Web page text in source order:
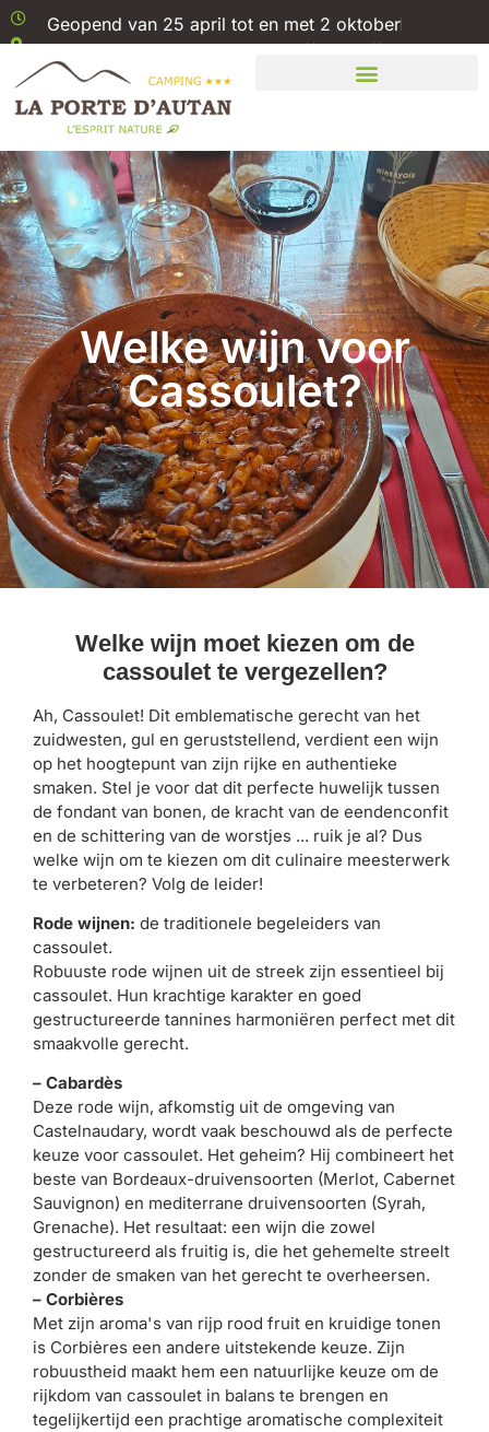
Geopend van 25 april tot en met 2 oktober
1 Rue Boris Vian 11310 Saissac // Aude //
Carcassonne
Welke wijn voor
Cassoulet?
Welke wijn moet kiezen om de
cassoulet te vergezellen?
Ah, Cassoulet! Dit emblematische gerecht van het
zuidwesten, gul en geruststellend, verdient een wijn
op het hoogtepunt van zijn rijke en authentieke
smaken. Stel je voor dat dit perfecte huwelijk tussen
de fondant van bonen, de kracht van de eendenconfit
en de schittering van de worstjes ... ruik je al? Dus
welke wijn om te kiezen om dit culinaire meesterwerk
te verbeteren? Volg de leider!
Rode wijnen: de traditionele begeleiders van
cassoulet.
Robuuste rode wijnen uit de streek zijn essentieel bij
cassoulet. Hun krachtige karakter en goed
gestructureerde tannines harmoniëren perfect met dit
smaakvolle gerecht.
– Cabardès
Deze rode wijn, afkomstig uit de omgeving van
Castelnaudary, wordt vaak beschouwd als de perfecte
keuze voor cassoulet. Het geheim? Hij combineert het
beste van Bordeaux-druivensoorten (Merlot, Cabernet
Sauvignon) en mediterrane druivensoorten (Syrah,
Grenache). Het resultaat: een wijn die zowel
gestructureerd als fruitig is, die het gehemelte streelt
zonder de smaken van het gerecht te overheersen.
– Corbières
Met zijn aroma's van rijp rood fruit en kruidige tonen
is Corbières een andere uitstekende keuze. Zijn
robuustheid maakt hem een ​​natuurlijke keuze om de
rijkdom van cassoulet in balans te brengen en
tegelijkertijd een prachtige aromatische complexiteit